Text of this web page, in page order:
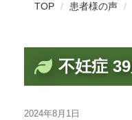
TOP 患者様の声
不妊症
2024年8月1日